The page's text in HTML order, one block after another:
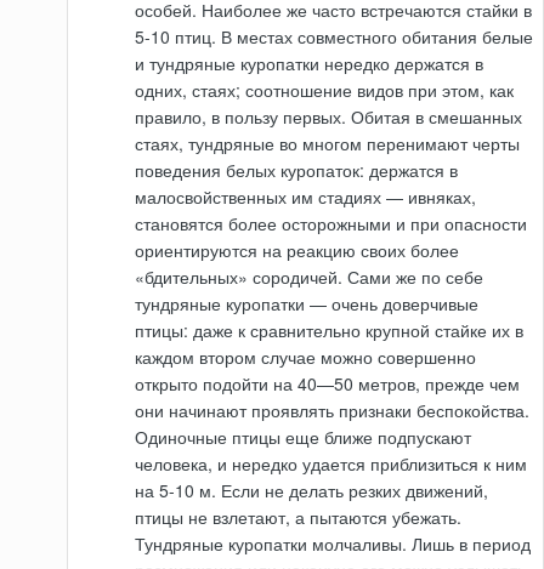
особей. Наиболее же часто встречаются стайки в
5-10 птиц. В местах совместного обитания белые
и тундряные куропатки нередко держатся в
одних, стаях; соотношение видов при этом, как
правило, в пользу первых. Обитая в смешанных
стаях, тундряные во многом перенимают черты
поведения белых куропаток: держатся в
малосвойственных им стадиях — ивняках,
становятся более осторожными и при опасности
ориентируются на реакцию своих более
«бдительных» сородичей. Сами же по себе
тундряные куропатки — очень доверчивые
птицы: даже к сравнительно крупной стайке их в
каждом втором случае можно совершенно
открыто подойти на 40—50 метров, прежде чем
они начинают проявлять признаки беспокойства.
Одиночные птицы еще ближе подпускают
человека, и нередко удается приблизиться к ним
на 5-10 м. Если не делать резких движений,
птицы не взлетают, а пытаются убежать.
Тундряные куропатки молчаливы. Лишь в период